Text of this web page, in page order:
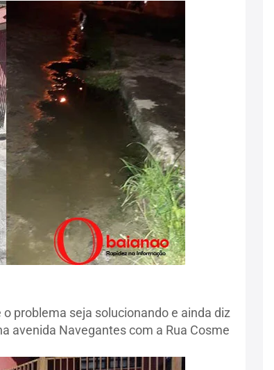
problema seja solucionando e ainda diz
avenida Navegantes com a Rua Cosme